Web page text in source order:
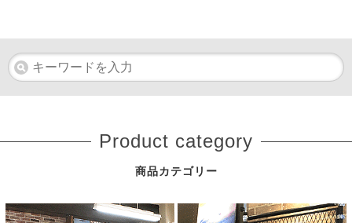
Product category
商品カテゴリー